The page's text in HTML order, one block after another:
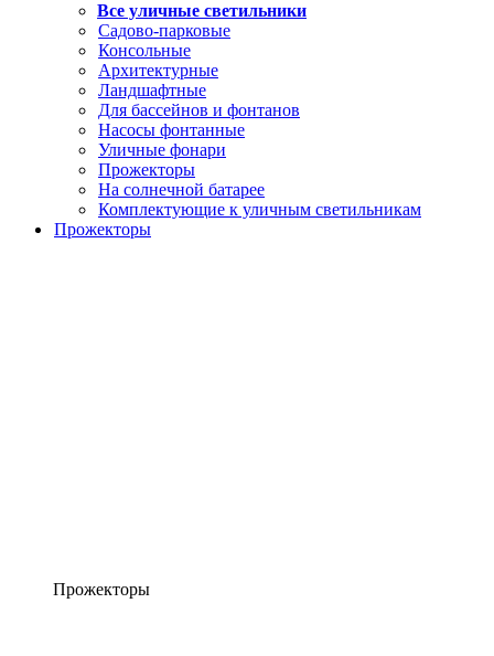
Все уличные светильники
Садово-парковые
Консольные
Архитектурные
Ландшафтные
Для бассейнов и фонтанов
Насосы фонтанные
Уличные фонари
Прожекторы
На солнечной батарее
Комплектующие к уличным светильникам
Прожекторы
Прожекторы